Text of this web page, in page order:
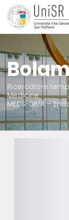
Ricercatore
Medicine
MEDS-08/A –